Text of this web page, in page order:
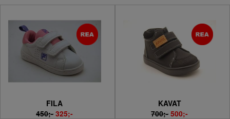
FILA
450;- 325;-
KAVAT
700;- 500;-